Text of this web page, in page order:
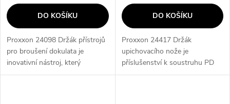
DO KOŠÍKU
Proxxon 24098 Držák přístrojů
pro broušení dokulata je
inovativní nástroj, který
umožňuje snadné a přesné
DO KOŠÍKU
Proxxon 24417 Držák
upichovacího nože je
příslušenství k soustruhu PD
400, který umožňuje oddělování